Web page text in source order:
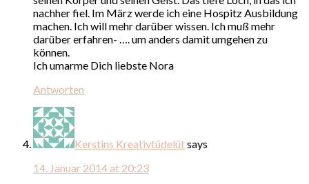
nachher fiel. Im März werde ich eine Hospitz Ausbildung
machen. Ich will mehr darüber wissen. Ich muß mehr
darüber erfahren- …. um anders damit umgehen zu
können.
Ich umarme Dich liebste Nora
Antworten
Kerstins Kreativtüdelütsays
14. Januar 2014 at 20:23